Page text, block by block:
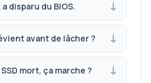
a disparu du BIOS.
avant de lâcher ?
mort, ça marche ?